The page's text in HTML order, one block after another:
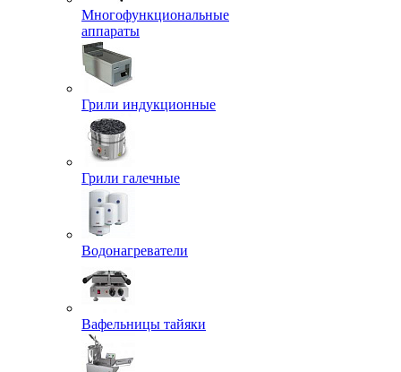
Многофункциональные
аппараты
Грили индукционные
Грили галечные
Водонагреватели
Вафельницы тайяки